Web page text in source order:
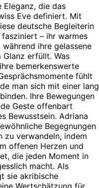
die das
Eve definiert. Mit
deutsche Begleiterin
– ihr warmes
ihre gelassene
Glanz erfüllt. Was
bemerkenswerte
fühlt
man sich mit einer lang
Ihre Bewegungen
Geste offenbart
Bewusstsein. Adriana
Begegnungen
zu verwandeln, indem
offenen Herzen und
die jeden Moment in
macht. Als
sie akribische
Wertschätzung für